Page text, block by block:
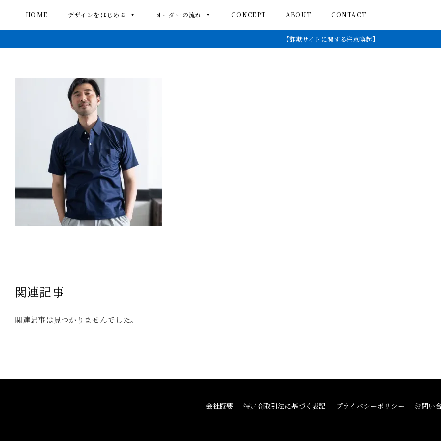
HOME デザインをはじめる オーダーの流れ CONCEPT ABOUT CONTACT
【詐欺サイトに関する注意喚起】
関連記事
関連記事は見つかりませんでした。
会社概要 特定商取引法に基づく表記 プライバシーポリシー お問い